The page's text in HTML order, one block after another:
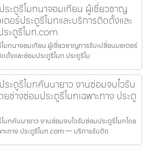
ระตูรีโมทนาจอมเทียน ผู้เชี่ยวชาญ
ตอร์ประตูรีโมทและบริการติดตั้งและ
ะตูรีโมท.com
โมทนาจอมเทียน ผู้เชี่ยวชาญการรับเปลี่ยนมอเตอร์
ตั้งและซ่อมประตูรีโมท ประตูรีโม
ระตูรีโมทคันนายาว งานซ่อมจบไวรับ
ช่างซ่อมประตูรีโมทเฉพาะทาง ประตู
มทคันนายาว งานซ่อมจบไวรับซ่อมประตูรีโมทโดย
ะทาง ประตูรีโมท.com — บริการรับติด